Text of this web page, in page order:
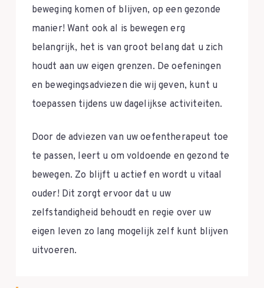
beweging komen of blijven, op een gezonde
manier! Want ook al is bewegen erg
belangrijk, het is van groot belang dat u zich
houdt aan uw eigen grenzen. De oefeningen
en bewegingsadviezen die wij geven, kunt u
toepassen tijdens uw dagelijkse activiteiten.
Door de adviezen van uw oefentherapeut toe
te passen, leert u om voldoende en gezond te
bewegen. Zo blijft u actief en wordt u vitaal
ouder! Dit zorgt ervoor dat u uw
zelfstandigheid behoudt en regie over uw
eigen leven zo lang mogelijk zelf kunt blijven
uitvoeren.